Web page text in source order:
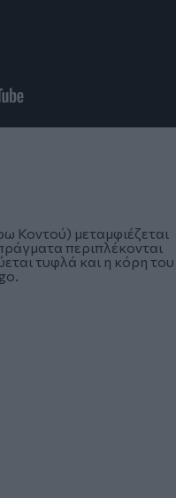
Κοντού) μεταμφιέζεται
περιπλέκονται
τυφλά και η κόρη του